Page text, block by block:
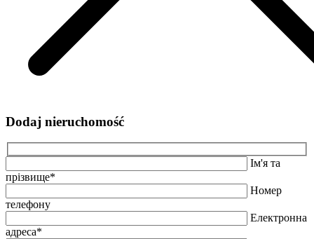
Dodaj nieruchomość
Ім'я та
прізвище*
Номер
телефону
Електронна
адреса*